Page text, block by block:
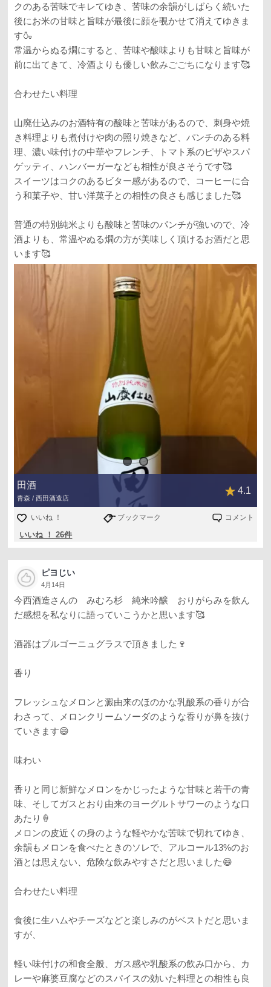
クのある苦味でキレてゆき、苦味の余韻がしばらく続いた
後にお米の甘味と旨味が最後に顔を覗かせて消えてゆきま
す🍶
常温からぬる燗にすると、苦味や酸味よりも甘味と旨味が
前に出てきて、冷酒よりも優しい飲みごごちになります🥰
合わせたい料理
山廃仕込みのお酒特有の酸味と苦味があるので、刺身や焼
き料理よりも煮付けや肉の照り焼きなど、パンチのある料
理、濃い味付けの中華やフレンチ、トマト系のピザやスパ
ゲッティ、ハンバーガーなども相性が良さそうです🥰
スイーツはコクのあるビター感があるので、コーヒーに合
う和菓子や、甘い洋菓子との相性の良さも感じました🥰
普通の特別純米よりも酸味と苦味のパンチが強いので、冷
酒よりも、常温やぬる燗の方が美味しく頂けるお酒だと思
います🥰
田酒
青森 / 西田酒造店
4.1
いいね ！ ブックマーク コメント
いいね ！ 26件
ピヨじい
4月14日
今西酒造さんの みむろ杉 純米吟醸 おりがらみを飲ん
だ感想を私なりに語っていこうかと思います🥰
酒器はプルゴーニュグラスで頂きました🍷
香り
フレッシュなメロンと澱由来のほのかな乳酸系の香りが合
わさって、メロンクリームソーダのような香りが鼻を抜け
ていきます😄
味わい
香りと同じ新鮮なメロンをかじったような甘味と若干の青
味、そしてガスとおり由来のヨーグルトサワーのような口
あたり🍦
メロンの皮近くの身のような軽やかな苦味で切れてゆき、
余韻もメロンを食べたときのソレで、アルコール13%のお
酒とは思えない、危険な飲みやすさだと思いました😄
合わせたい料理
食後に生ハムやチーズなどと楽しみのがベストだと思いま
すが、
軽い味付けの和食全般、ガス感や乳酸系の飲み口から、カ
レーや麻婆豆腐などのスパイスの効いた料理との相性も良